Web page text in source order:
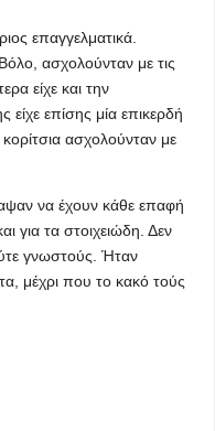
επαγγελματικά.
ασχολούνταν με τις
είχε και την
επίσης μία επικερδή
ασχολούνταν με
να έχουν κάθε επαφή
για τα στοιχειώδη. Δεν
γνωστούς. Ήταν
μέχρι που το κακό τούς